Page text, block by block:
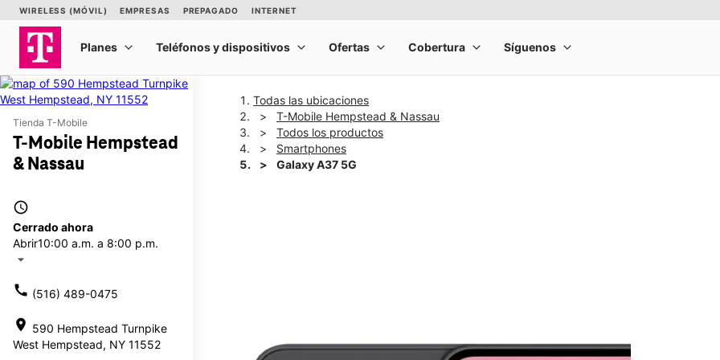
Tienda T-Mobile
T-Mobile Hempstead
& Nassau
access_time
Cerrado ahora
Abrir10:00 a.m. a 8:00 p.m.
arrow_drop_down
call (516) 489-0475
location_on 590 Hempstead Turnpike
West Hempstead, NY 11552
Todas las ubicaciones
T-Mobile Hempstead & Nassau
Todos los productos
Smartphones
Galaxy A37 5G